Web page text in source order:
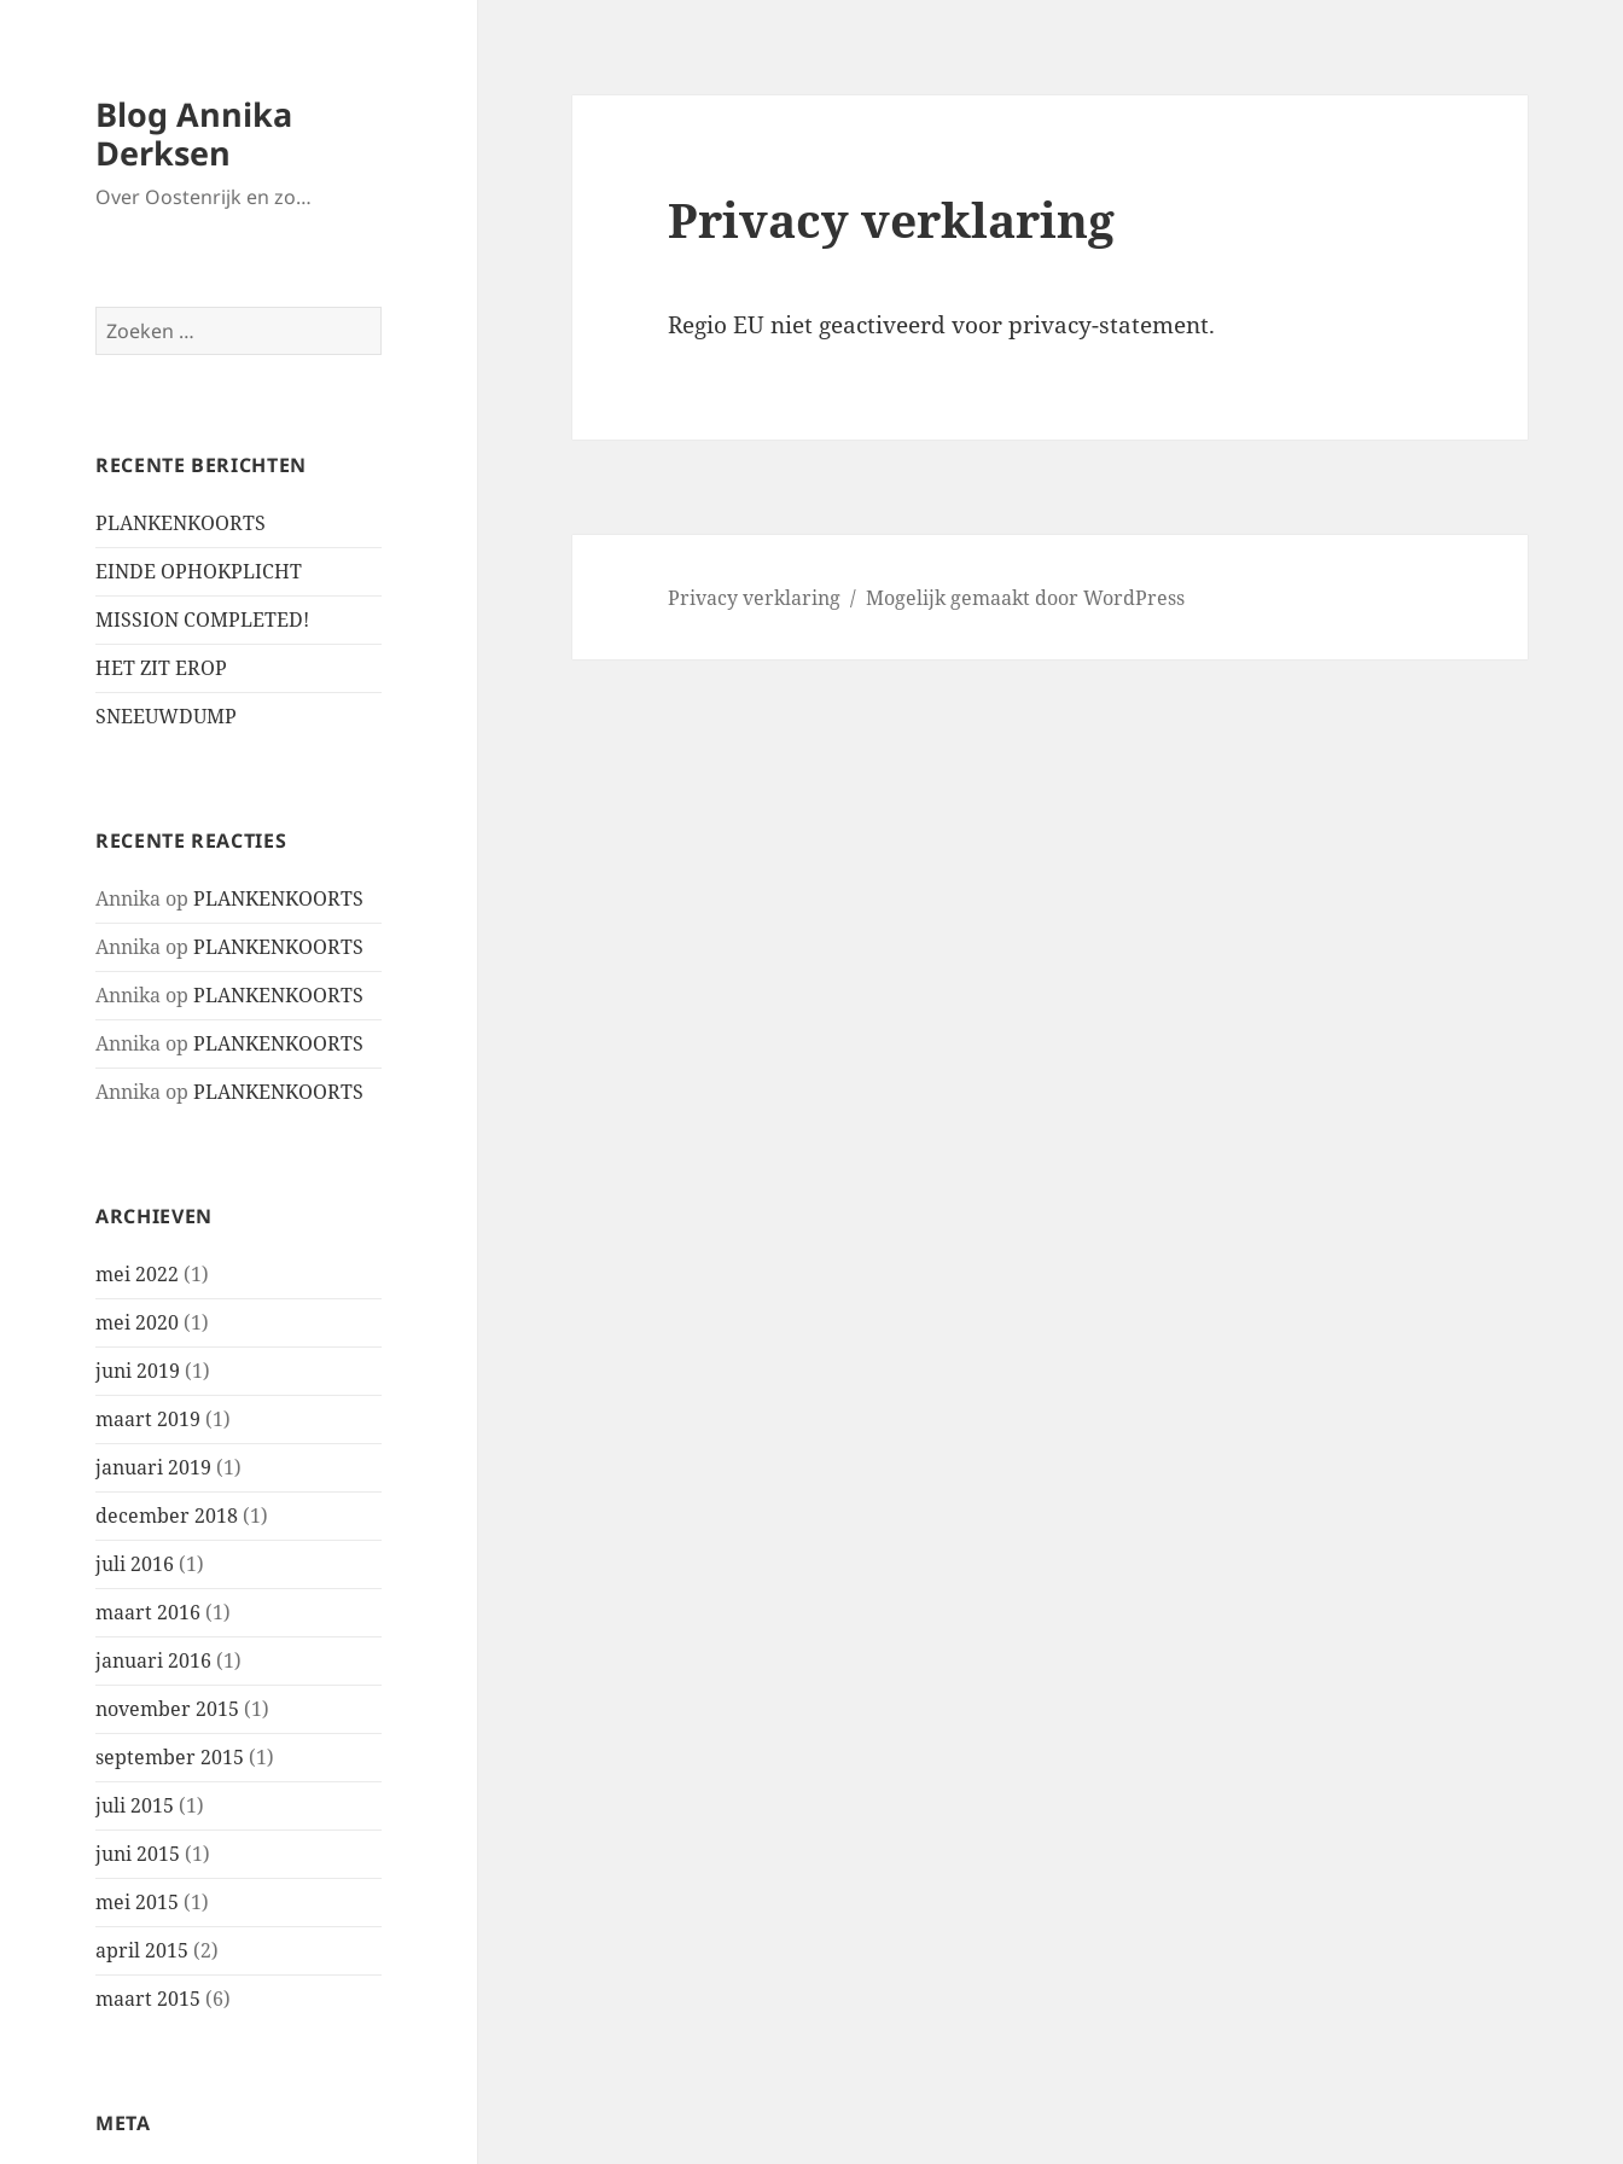
Blog Annika
Derksen
Over Oostenrijk en zo…
Zoeken
naar:
RECENTE BERICHTEN
PLANKENKOORTS
EINDE OPHOKPLICHT
MISSION COMPLETED!
HET ZIT EROP
SNEEUWDUMP
RECENTE REACTIES
Annika opPLANKENKOORTS
Annika opPLANKENKOORTS
Annika opPLANKENKOORTS
Annika opPLANKENKOORTS
Annika opPLANKENKOORTS
ARCHIEVEN
mei 2022 (1)
mei 2020 (1)
juni 2019 (1)
maart 2019 (1)
januari 2019 (1)
december 2018 (1)
juli 2016 (1)
maart 2016 (1)
januari 2016 (1)
november 2015 (1)
september 2015 (1)
juli 2015 (1)
juni 2015 (1)
mei 2015 (1)
april 2015 (2)
maart 2015 (6)
META
Privacy verklaring
Regio EU niet geactiveerd voor privacy-statement.
Privacy verklaring Mogelijk gemaakt door WordPress